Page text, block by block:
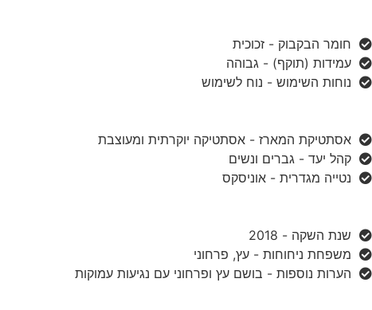
חומר הבקבוק - זכוכית
עמידות (תוקף) - גבוהה
נוחות השימוש - נוח לשימוש
אסתטיקת המארז - אסתטיקה יוקרתית ומעוצבת
קהל יעד - גברים ונשים
נטייה מגדרית - אוניסקס
שנת השקה - 2018
משפחת ניחוחות - עץ, פרחוני
הערות נוספות - בושם עץ ופרחוני עם נגיעות עמוקות